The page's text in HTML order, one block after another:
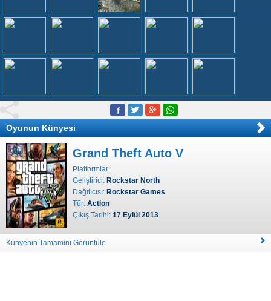
Oyunun Künyesi
Grand Theft Auto V
Platformlar:
Geliştirici: Rockstar North
Dağıtıcısı: Rockstar Games
Tür: Action
Çıkış Tarihi: 17 Eylül 2013
Künyenin Tamamını Görüntüle